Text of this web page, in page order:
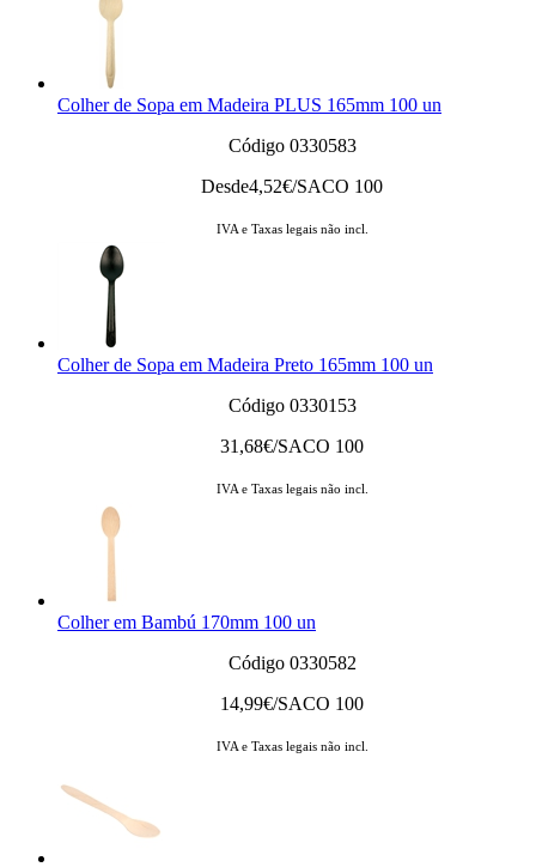
Colher de Sopa em Madeira PLUS 165mm 100 un
Código 0330583
Desde4,52€/SACO 100
IVA e Taxas legais não incl.
Colher de Sopa em Madeira Preto 165mm 100 un
Código 0330153
31,68€/SACO 100
IVA e Taxas legais não incl.
Colher em Bambú 170mm 100 un
Código 0330582
14,99€/SACO 100
IVA e Taxas legais não incl.